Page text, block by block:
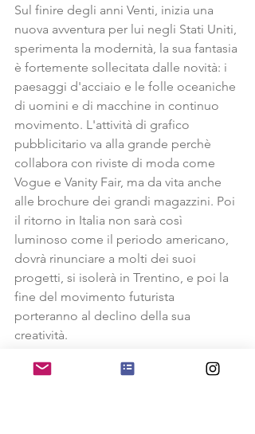
Sul finire degli anni Venti, inizia una
nuova avventura per lui negli Stati Uniti,
sperimenta la modernità, la sua fantasia
è fortemente sollecitata dalle novità: i
paesaggi d'acciaio e le folle oceaniche
di uomini e di macchine in continuo
movimento. L'attività di grafico
pubblicitario va alla grande perchè
collabora con riviste di moda come
Vogue e Vanity Fair, ma da vita anche
alle brochure dei grandi magazzini. Poi
il ritorno in Italia non sarà così
luminoso come il periodo americano,
dovrà rinunciare a molti dei suoi
progetti, si isolerà in Trentino, e poi la
fine del movimento futurista
porteranno al declino della sua
creatività.
Rovereto
, dove concentrerà tutte le sue